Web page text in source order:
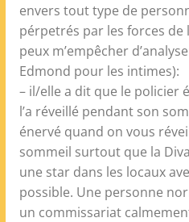
envers tout type de
pérpetrés par les forces de
peux m’empêcher
Edmond pour les intimes):
– il/elle a dit que le policier
l’a réveillé pendant son
énervé quand on vous
sommeil surtout que la
une star dans les locaux
possible. Une personne
un commissariat